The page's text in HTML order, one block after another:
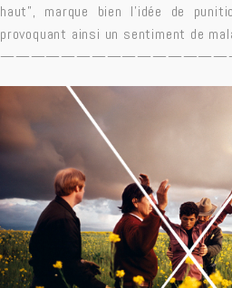
haut”, marque bien l’idée de
provoquant ainsi un sentiment de